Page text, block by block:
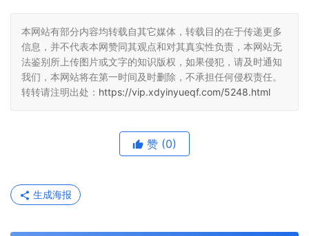
本网站有部分内容均转载自其它媒体，转载目的在于传递更多
信息，并不代表本网赞同其观点和对其真实性负责，本网站无
法鉴别所上传图片或文字的知识版权，如果侵犯，请及时通知
我们，本网站将在第一时间及时删除，不承担任何侵权责任。
转转请注明出处： https://vip.xdyinyueqf.com/5248.html
赞 (0)
生成海报